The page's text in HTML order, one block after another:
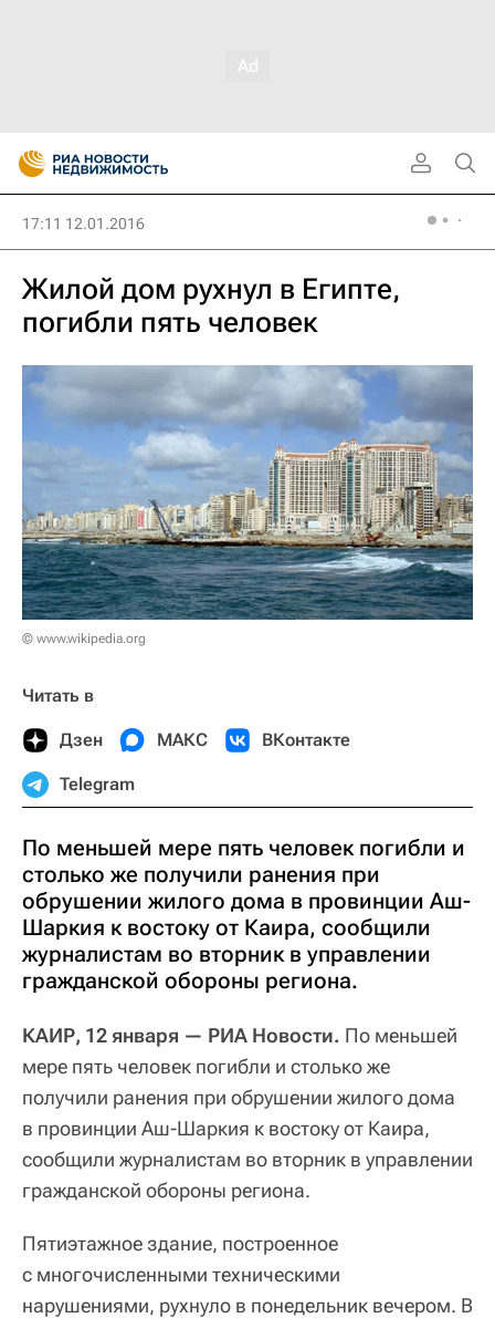
17:11 12.01.2016
Жилой дом рухнул в Египте,
погибли пять человек
© www.wikipedia.org
Читать в
Дзен МАКС ВКонтакте
Telegram
По меньшей мере пять человек погибли и
столько же получили ранения при
обрушении жилого дома в провинции Аш-
Шаркия к востоку от Каира, сообщили
журналистам во вторник в управлении
гражданской обороны региона.
КАИР, 12 января — РИА Новости. По меньшей
мере пять человек погибли и столько же
получили ранения при обрушении жилого дома
в провинции Аш-Шаркия к востоку от Каира,
сообщили журналистам во вторник в управлении
гражданской обороны региона.
Пятиэтажное здание, построенное
с многочисленными техническими
нарушениями, рухнуло в понедельник вечером. В